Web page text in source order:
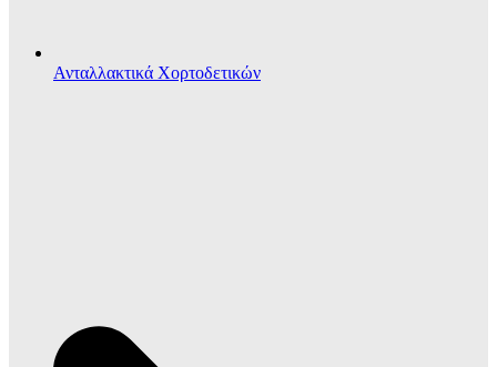
Ανταλλακτικά Χορτοδετικών